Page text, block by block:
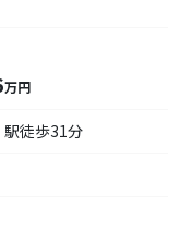
万円
徒歩31分